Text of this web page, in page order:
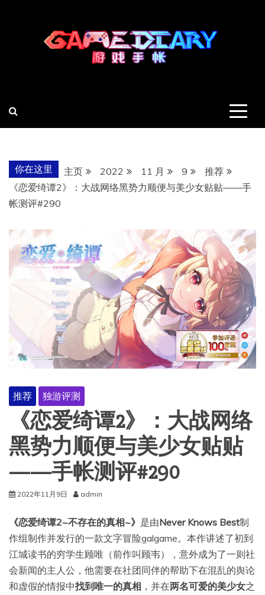
你在这里 主页 2022 11 月 9
推荐
《恋爱绮谭2》：大战网络黑势力顺便与美少女贴贴——手
帐测评#290
推荐 独游评测
《恋爱绮谭2》：大战网络
黑势力顺便与美少女贴贴
——手帐测评#290
2022年11月9日 admin
《恋爱绮谭2~不存在的真相~》 是由Never Knows Best制
作组制作并发行的一款文字冒险galgame。本作讲述了初到
江城读书的穷学生顾唯（前作叫顾韦），意外成为了一则社
会新闻的主人公，他需要在社团同伴的帮助下在混乱的舆论
和虚假的情报中找到唯一的真相 ，并在两名可爱的美少女之